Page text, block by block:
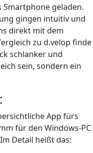
Smartphone geladen.
gingen intuitiv und
direkt mit dem
zu d.velop finde
schlanker und
sein, sondern ein
App fürs
für den Windows-PC
Detail heißt das: